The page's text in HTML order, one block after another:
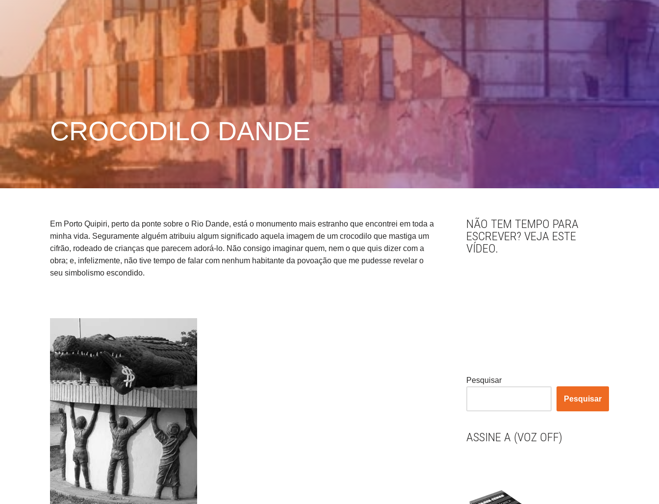
CROCODILO DANDE
Em Porto Quipiri, perto da ponte sobre o Rio Dande, está o monumento mais estranho que encontrei em toda a
minha vida. Seguramente alguém atribuiu algum significado aquela imagem de um crocodilo que mastiga um
cifrão, rodeado de crianças que parecem adorá-lo. Não consigo imaginar quem, nem o que quis dizer com a
obra; e, infelizmente, não tive tempo de falar com nenhum habitante da povoação que me pudesse revelar o
seu simbolismo escondido.
NÃO TEM TEMPO PARA
ESCREVER? VEJA ESTE
VÍDEO.
Pesquisar
Pesquisar
ASSINE A (VOZ OFF)